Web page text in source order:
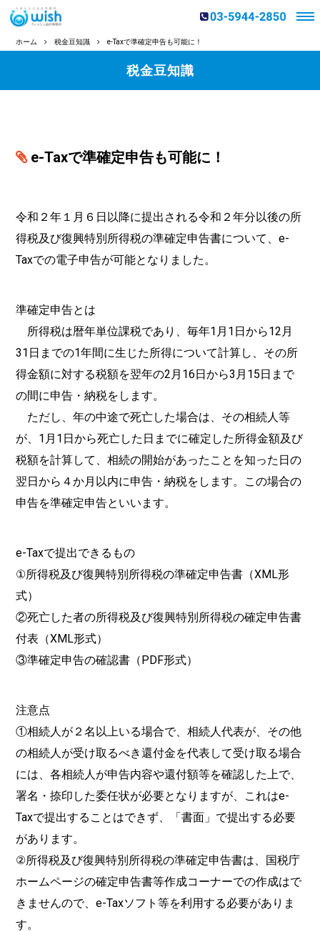
ホーム 税金豆知識 e-Taxで準確定申告も可能に！
税金豆知識
e-Taxで準確定申告も可能に！
令和２年１月６日以降に提出される令和２年分以後の所
得税及び復興特別所得税の準確定申告書について、e-
Taxでの電子申告が可能となりました。
準確定申告とは
所得税は暦年単位課税であり、毎年1月1日から12月
31日までの1年間に生じた所得について計算し、その所
得金額に対する税額を翌年の2月16日から3月15日まで
の間に申告・納税をします。
ただし、年の中途で死亡した場合は、その相続人等
が、1月1日から死亡した日までに確定した所得金額及び
税額を計算して、相続の開始があったことを知った日の
翌日から４か月以内に申告・納税をします。この場合の
申告を準確定申告といいます。
e-Taxで提出できるもの
①所得税及び復興特別所得税の準確定申告書（XML形
式）
②死亡した者の所得税及び復興特別所得税の確定申告書
付表（XML形式）
③準確定申告の確認書（PDF形式）
注意点
①相続人が２名以上いる場合で、相続人代表が、その他
の相続人が受け取るべき還付金を代表して受け取る場合
には、各相続人が申告内容や還付額等を確認した上で、
署名・捺印した委任状が必要となりますが、これはe-
Taxで提出することはできず、「書面」で提出する必要
があります。
②所得税及び復興特別所得税の準確定申告書は、国税庁
ホームページの確定申告書等作成コーナーでの作成はで
きませんので、e-Taxソフト等を利用する必要がありま
す。